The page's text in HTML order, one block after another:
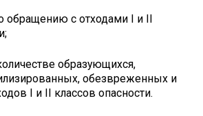
обращению с отходами I и II
образующихся,
обезвреженных и
I и II классов опасности.